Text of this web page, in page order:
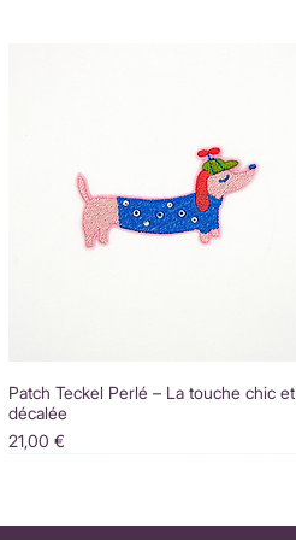
Patch Teckel Perlé – La touche chic et
décalée
Prix
21,00 €